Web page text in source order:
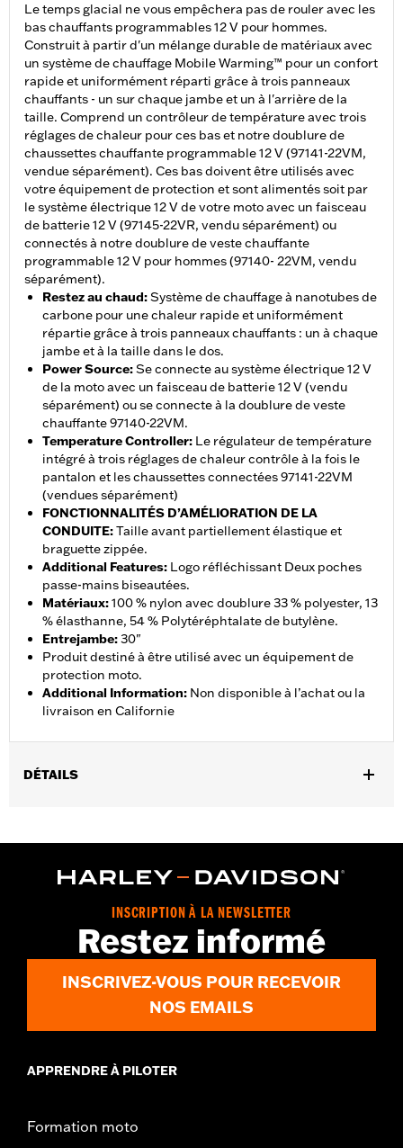
Le temps glacial ne vous empêchera pas de rouler avec les
bas chauffants programmables 12 V pour hommes.
Construit à partir d'un mélange durable de matériaux avec
un système de chauffage Mobile Warming™ pour un confort
rapide et uniformément réparti grâce à trois panneaux
chauffants - un sur chaque jambe et un à l'arrière de la
taille. Comprend un contrôleur de température avec trois
réglages de chaleur pour ces bas et notre doublure de
chaussettes chauffante programmable 12 V (97141-22VM,
vendue séparément). Ces bas doivent être utilisés avec
votre équipement de protection et sont alimentés soit par
le système électrique 12 V de votre moto avec un faisceau
de batterie 12 V (97145-22VR, vendu séparément) ou
connectés à notre doublure de veste chauffante
programmable 12 V pour hommes (97140- 22VM, vendu
séparément).
Restez au chaud:Système de chauffage à nanotubes de
carbone pour une chaleur rapide et uniformément
répartie grâce à trois panneaux chauffants : un à chaque
jambe et à la taille dans le dos.
Power Source:Se connecte au système électrique 12 V
de la moto avec un faisceau de batterie 12 V (vendu
séparément) ou se connecte à la doublure de veste
chauffante 97140-22VM.
Temperature Controller: Le régulateur de température
intégré à trois réglages de chaleur contrôle à la fois le
pantalon et les chaussettes connectées 97141-22VM
(vendues séparément)
FONCTIONNALITÉS D’AMÉLIORATION DE LA
CONDUITE:Taille avant partiellement élastique et
braguette zippée.
Additional Features: Logo réfléchissant Deux poches
passe-mains biseautées.
Matériaux:100 % nylon avec doublure 33 % polyester, 13
% élasthanne, 54 % Polytéréphtalate de butylène.
Entrejambe:30"
Produit destiné à être utilisé avec un équipement de
protection moto.
Additional Information: Non disponible à l’achat ou la
livraison en Californie
DÉTAILS
Sexe:Hommes
intégrée,Réfléchissant
1 year limited warranty – Go towww.h-
d.com/warranty
for full details
Technology:Reflective
Material:Polyester
INSCRIPTION À LA NEWSLETTER
Restez informé
INSCRIVEZ-VOUS POUR RECEVOIR
NOS EMAILS
APPRENDRE À PILOTER
Formation moto